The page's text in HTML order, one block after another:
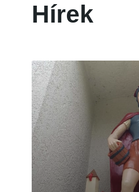
Hírek
Tovább